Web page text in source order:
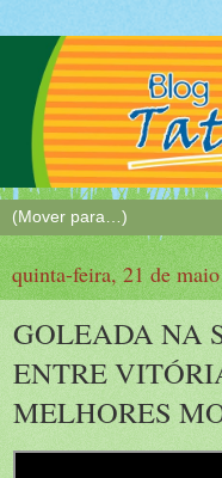
quinta-feira, 21 de
GOLEADA NA
ENTRE
MELHORES